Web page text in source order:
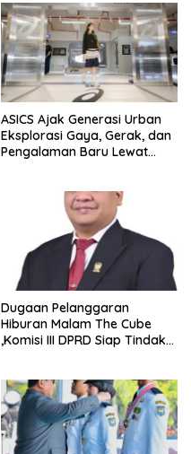
ASICS Ajak Generasi Urban
Eksplorasi Gaya, Gerak, dan
Pengalaman Baru Lewat
Dugaan Pelanggaran
Hiburan Malam The Cube
,Komisi III DPRD Siap Tindak